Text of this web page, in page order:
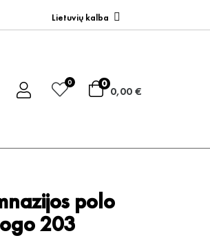
Lietuvių kalba
0 0
0,00 €
polo
203